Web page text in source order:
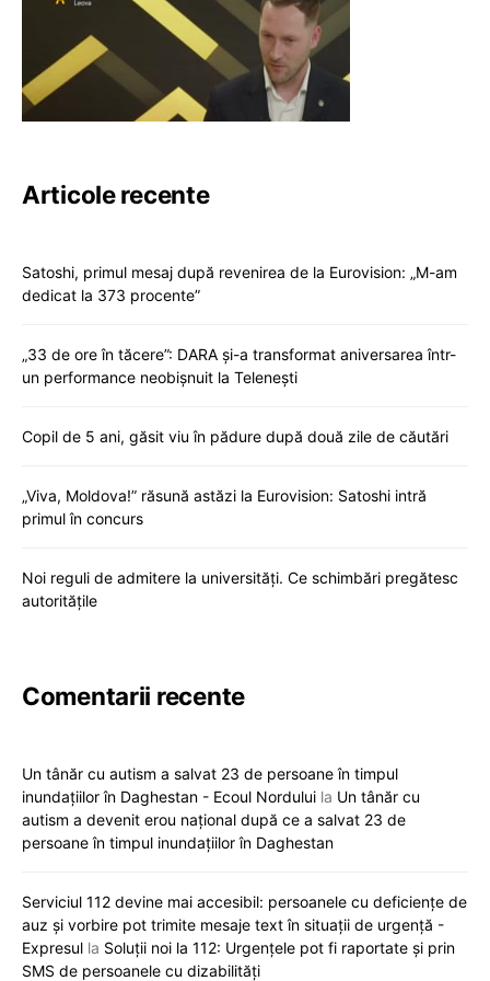
Articole recente
Satoshi, primul mesaj după revenirea de la Eurovision: „M-am
dedicat la 373 procente”
„33 de ore în tăcere”: DARA și-a transformat aniversarea într-
un performance neobișnuit la Telenești
Copil de 5 ani, găsit viu în pădure după două zile de căutări
„Viva, Moldova!” răsună astăzi la Eurovision: Satoshi intră
primul în concurs
Noi reguli de admitere la universități. Ce schimbări pregătesc
autoritățile
Comentarii recente
Un tânăr cu autism a salvat 23 de persoane în timpul
inundațiilor în Daghestan - Ecoul Nordului la Un tânăr cu
autism a devenit erou național după ce a salvat 23 de
persoane în timpul inundațiilor în Daghestan
Serviciul 112 devine mai accesibil: persoanele cu deficiențe de
auz și vorbire pot trimite mesaje text în situații de urgență -
Expresul la Soluții noi la 112: Urgențele pot fi raportate și prin
SMS de persoanele cu dizabilități